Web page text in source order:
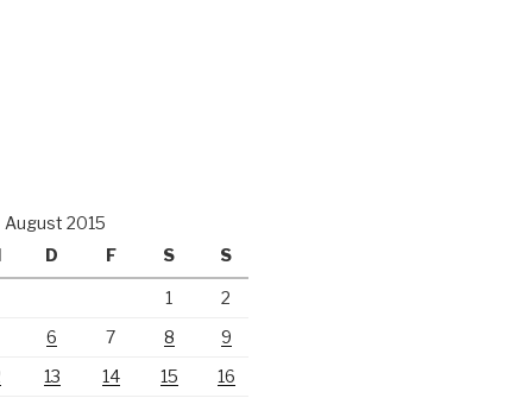
August 2015
D F S S
1
2
6 7 8
9
13 14 15
16